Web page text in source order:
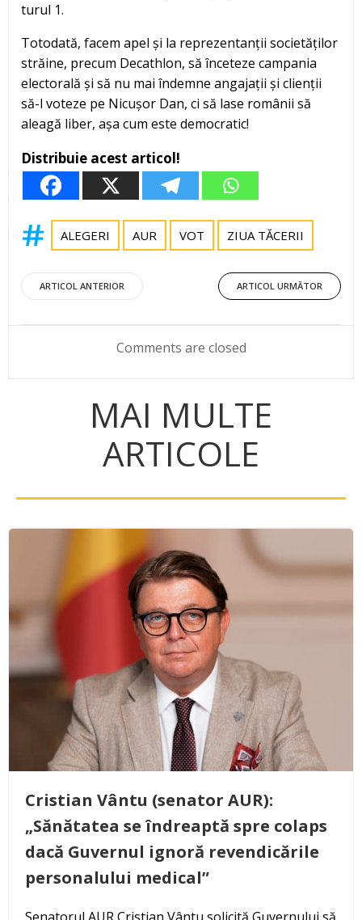
turul 1.
Totodată, facem apel și la reprezentanții societăților
străine, precum Decathlon, să înceteze campania
electorală și să nu mai îndemne angajații și clienții
să-l voteze pe Nicușor Dan, ci să lase românii să
aleagă liber, așa cum este democratic!
Distribuie acest articol!
ALEGERI AUR VOT ZIUA TĂCERII
Post
navigation
ARTICOL ANTERIOR
Post
navigation
ARTICOL URMĂTOR
Comments are closed
MAI MULTE
ARTICOLE
Cristian Vântu (senator AUR):
„Sănătatea se îndreaptă spre colaps
dacă Guvernul ignoră revendicările
personalului medical”